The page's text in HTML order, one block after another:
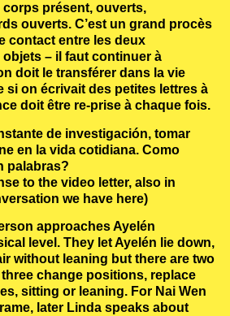
corps présent, ouverts,
ouverts. C’est un grand procès
contact entre les deux
– il faut continuer à
doit le transférer dans la vie
si on écrivait des petites lettres à
doit être re-prise à chaque fois.
de investigación, tomar
en la vida cotidiana. Como
palabras?
to the video letter, also in
we have here)
approaches Ayelén
level. They let Ayelén lie down,
without leaning but there are two
change positions, replace
sitting or leaning. For Nai Wen
later Linda speaks about